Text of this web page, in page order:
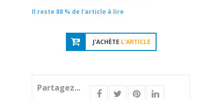
Il reste 88 % de l'article à lire
J'ACHÈTE L'ARTICLE
Partagez...